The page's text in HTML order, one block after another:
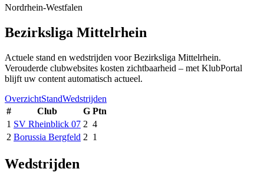
Nordrhein-Westfalen
Bezirksliga Mittelrhein
Actuele stand en wedstrijden voor Bezirksliga Mittelrhein.
Verouderde clubwebsites kosten zichtbaarheid – met KlubPortal
blijft uw content automatisch actueel.
OverzichtStandWedstrijden
#
Club G Ptn
1 SV Rheinblick 07 2 4
2 Borussia Bergfeld 2 1
Wedstrijden